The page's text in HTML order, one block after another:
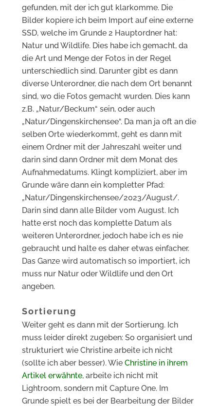
gefunden, mit der ich gut klarkomme. Die
Bilder kopiere ich beim Import auf eine externe
SSD, welche im Grunde 2 Hauptordner hat:
Natur und Wildlife. Dies habe ich gemacht, da
die Art und Menge der Fotos in der Regel
unterschiedlich sind. Darunter gibt es dann
diverse Unterordner, die nach dem Ort benannt
sind, wo die Fotos gemacht wurden. Dies kann
z.B. „Natur/Beckum“ sein, oder auch
„Natur/Dingenskirchensee“. Da man ja oft an die
selben Orte wiederkommt, geht es dann mit
einem Ordner mit der Jahreszahl weiter und
darin sind dann Ordner mit dem Monat des
Aufnahmedatums. Klingt kompliziert, aber im
Grunde wäre dann ein kompletter Pfad:
„Natur/Dingenskirchensee/2023/August/.
Darin sind dann alle Bilder vom August. Ich
hatte erst noch das komplette Datum als
weiteren Unterordner, jedoch habe ich es nie
gebraucht und halte es daher etwas einfacher.
Das Ganze wird automatisch so importiert, ich
muss nur Natur oder Wildlife und den Ort
angeben.
Sortierung
Weiter geht es dann mit der Sortierung. Ich
muss leider direkt zugeben: So organisiert und
strukturiert wie Christine arbeite ich nicht
(sollte ich aber besser). Wie Christine in ihrem
Artikel erwähnte, arbeite ich nicht mit
Lightroom, sondern mit Capture One. Im
Grunde spielt es bei der Bearbeitung der Bilder